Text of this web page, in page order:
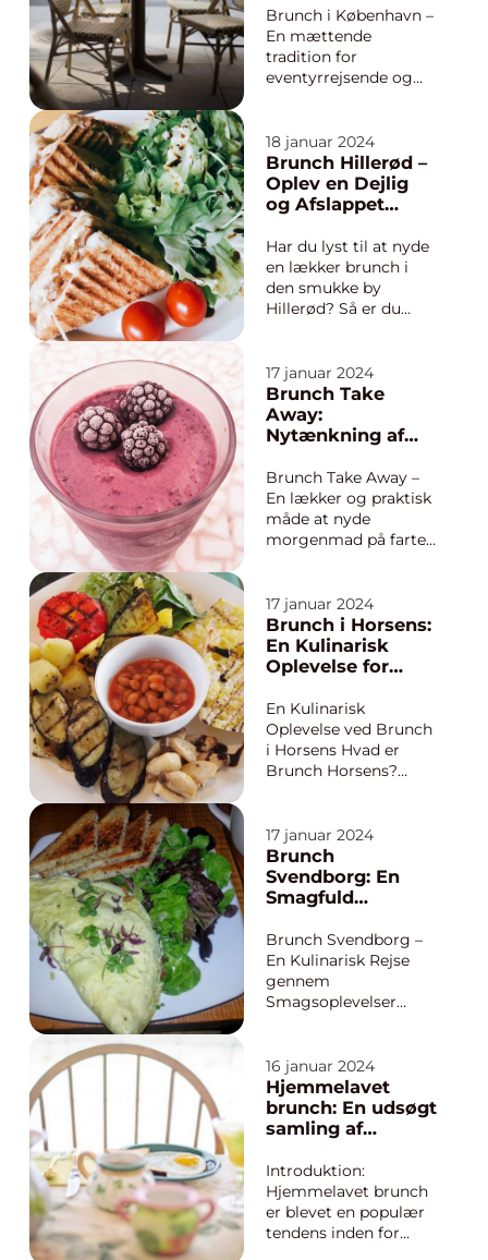
og pulserende by i
Danmark, der byder
på et væld af s...
tradition
Brunch i København –
En mættende
tradition for
eventyrrejsende og
det så populært i
København? Brunch
har i de seneste år
opnået en særlig
København, hvor der
findes utallige
spisesteder, d...
18 januar 2024
Brunch Hillerød –
Oplev en Dejlig
og Afslappet
Har du lyst til at nyde
en lækker brunch i
den smukke by
Hillerød? Så er du
vi præsentere dig for
brunchoplevelser i
Hillerød, give dig en
historisk
hvordan
brunchkulturen har
udviklet sig...
17 januar 2024
Brunch Take
Away:
Nytænkning af
morgenmad
Brunch Take Away –
En lækker og praktisk
måde at nyde
morgenmad på farten
away er en populær
madtrend, der
kombinerer det
bedste fra to verdener
frokost. Det er en
praktisk og bekvem
må...
17 januar 2024
Brunch i Horsens:
En Kulinarisk
Oplevelse for
og Backpackere
En Kulinarisk
Oplevelse ved Brunch
i Horsens Hvad er
Brunch Horsens?
fænomen, der
kombinerer det
bedste fra
morgenmad og
måltid. Det er en
gastronomisk
oplevelse, der typisk
består af en læ...
17 januar 2024
Brunch
Svendborg: En
Smagfuld
Eventyrlige
Omgivelser
Brunch Svendborg –
En Kulinarisk Rejse
gennem
Smagsoplevelser
Brunch Svendborg I
dagens samfund er
brunch blevet en
populær måde at
familie og nyde god
mad på en afslappet
weekenddag. Og hv...
16 januar 2024
Hjemmelavet
brunch: En udsøgt
samling af
morgenmad
Introduktion:
Hjemmelavet brunch
er blevet en populær
tendens inden for